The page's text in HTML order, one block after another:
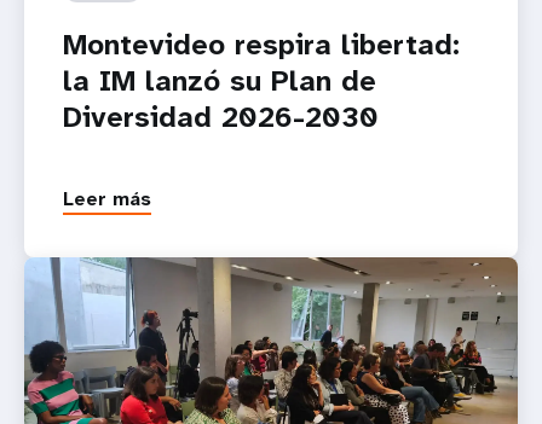
Montevideo respira libertad:
la IM lanzó su Plan de
Diversidad 2026-2030
Leer más